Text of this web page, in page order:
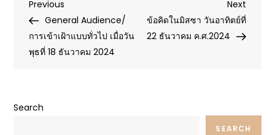
Post
navigation
Previous
Post
Previous
General Audience/
การเข้าเฝ้าแบบทั่วไป เมื่อวัน
พุธที่ 18 ธันวาคม 2024
Next
Post
Next
ข้อคิดในมิสซา วันอาทิตย์ที่
22 ธันวาคม ค.ศ.2024
Search
SEARCH